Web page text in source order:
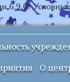
6.9.0!
О